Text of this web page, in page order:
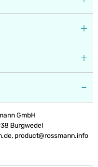
GmbH
Burgwedel
product@rossmann.info